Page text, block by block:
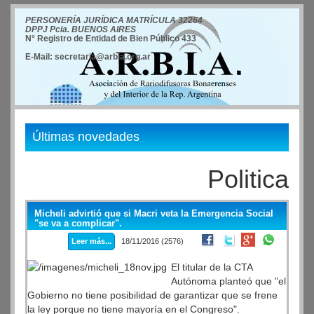
PERSONERÍA JURÍDICA MATRÍCULA 32264
DPPJ Pcia. BUENOS AIRES
N° Registro de Entidad de Bien Público 433
E-Mail: secretaria@arbia.org.ar
Últimas novedades
Politica
Micheli advirtió que si Macri veta la Emergencia Social
"se va a complicar".
Leer más... 18/11/2016 (2576)
El titular de la CTA
Autónoma planteó que "el
Gobierno no tiene posibilidad de garantizar que se frene
la ley porque no tiene mayoría en el Congreso".